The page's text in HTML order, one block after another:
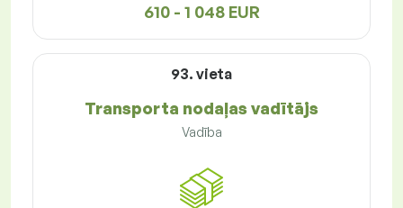
610 - 1 048 EUR
93. vieta
Transporta nodaļas vadītājs
Vadība